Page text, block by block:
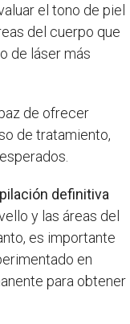
el tono de piel
del cuerpo que
de láser más
de ofrecer
de tratamiento,
definitiva
y las áreas del
es importante
en
para obtener